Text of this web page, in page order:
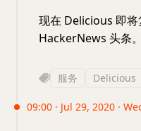
现在 Delicious 即
HackerNews 头条。
服务 Delicious
09:00 · Jul 29, 2020 ·